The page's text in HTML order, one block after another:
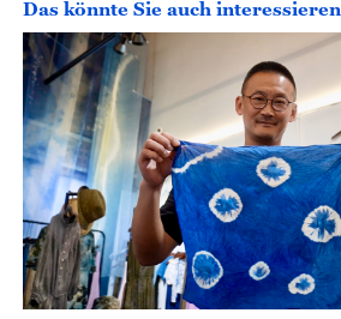
Das könnte Sie auch interessieren